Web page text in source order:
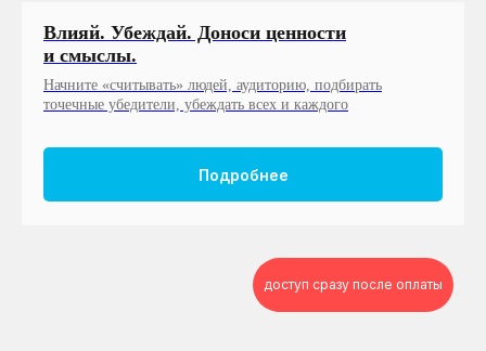
Влияй. Убеждай. Доноси ценности
и смыслы.
Начните «считывать» людей, аудиторию, подбирать
точечные убедители, убеждать всех и каждого
Подробнее
доступ сразу после оплаты